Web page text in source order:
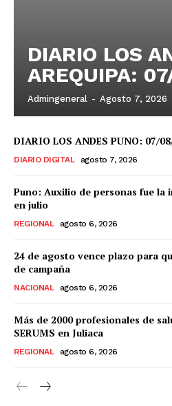
DIARIO LOS
AREQUIPA:
Admingeneral - Agosto 7, 2026
DIARIO LOS ANDES PUNO: 07/
DIARIO DIGITAL agosto 7, 2026
Puno: Auxilio de personas fue la
en julio
REGIONAL agosto 6, 2026
24 de agosto vence plazo para
de campaña
NACIONAL agosto 6, 2026
Más de 2000 profesionales de
SERUMS en Juliaca
REGIONAL agosto 6, 2026